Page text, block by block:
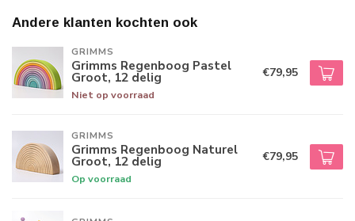
Andere klanten kochten ook
GRIMMS
Grimms Regenboog Pastel
Groot, 12 delig
Niet op voorraad
€79,95
GRIMMS
Grimms Regenboog Naturel
Groot, 12 delig
Op voorraad
€79,95